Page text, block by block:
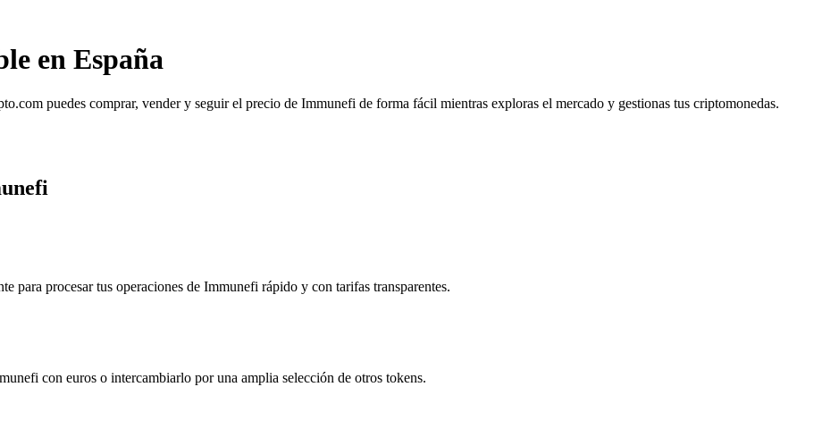
en España
puedes comprar, vender y seguir el precio de Immunefi de forma fácil mientras exploras el mercado y gestionas tus criptomonedas.
para procesar tus operaciones de Immunefi rápido y con tarifas transparentes.
con euros o intercambiarlo por una amplia selección de otros tokens.